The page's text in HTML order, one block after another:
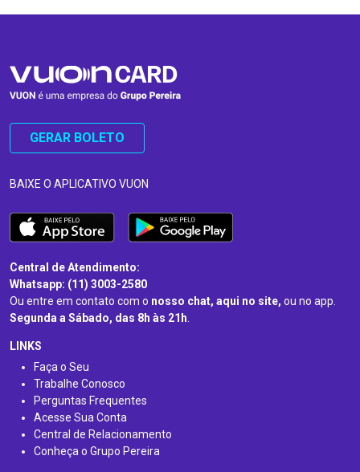
GERAR BOLETO
BAIXE O APLICATIVO VUON
Central de Atendimento:
Whatsapp: (11) 3003-2580
Ou entre em contato com o nosso chat, aqui no site, ou no app.
Segunda a Sábado, das 8h às 21h.
LINKS
Faça o Seu
Trabalhe Conosco
Perguntas Frequentes
Acesse Sua Conta
Central de Relacionamento
Conheça o Grupo Pereira